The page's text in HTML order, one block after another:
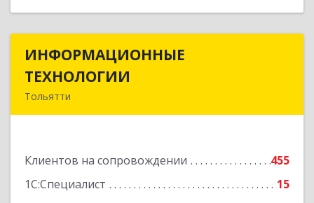
ИНФОРМАЦИОННЫЕ
ТЕХНОЛОГИИ
Тольятти
Клиентов на сопровождении
455
1С:Специалист
15
ИНФОРМАЦИОННЫЕ
Подробнее